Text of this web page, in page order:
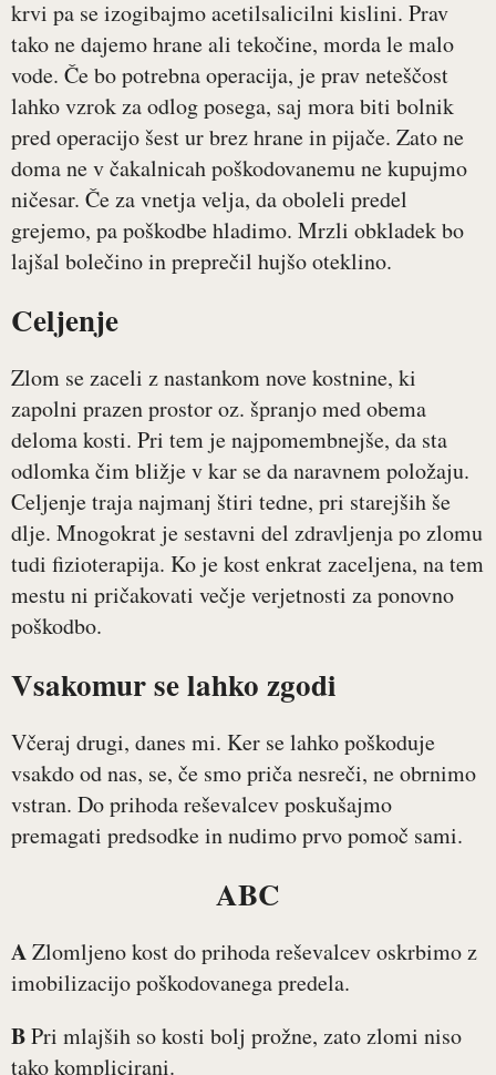
krvi pa se izogibajmo acetilsalicilni kislini. Prav
tako ne dajemo hrane ali tekočine, morda le malo
vode. Če bo potrebna operacija, je prav neteščost
lahko vzrok za odlog posega, saj mora biti bolnik
pred operacijo šest ur brez hrane in pijače. Zato ne
doma ne v čakalnicah poškodovanemu ne kupujmo
ničesar. Če za vnetja velja, da oboleli predel
grejemo, pa poškodbe hladimo. Mrzli obkladek bo
lajšal bolečino in preprečil hujšo oteklino.
Celjenje
Zlom se zaceli z nastankom nove kostnine, ki
zapolni prazen prostor oz. špranjo med obema
deloma kosti. Pri tem je najpomembnejše, da sta
odlomka čim bližje v kar se da naravnem položaju.
Celjenje traja najmanj štiri tedne, pri starejših še
dlje. Mnogokrat je sestavni del zdravljenja po zlomu
tudi fizioterapija. Ko je kost enkrat zaceljena, na tem
mestu ni pričakovati večje verjetnosti za ponovno
poškodbo.
Vsakomur se lahko zgodi
Včeraj drugi, danes mi. Ker se lahko poškoduje
vsakdo od nas, se, če smo priča nesreči, ne obrnimo
vstran. Do prihoda reševalcev poskušajmo
premagati predsodke in nudimo prvo pomoč sami.
ABC
AZlomljeno kost do prihoda reševalcev oskrbimo z
imobilizacijo poškodovanega predela.
BPri mlajših so kosti bolj prožne, zato zlomi niso
tako komplicirani.